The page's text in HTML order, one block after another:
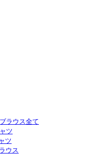
ラウス全て
ツ
ツ
ウス